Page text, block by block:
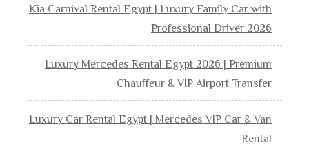
Kia Carnival Rental Egypt | Luxury Family Car with
Professional Driver 2026
Luxury Mercedes Rental Egypt 2026 | Premium
Chauffeur & VIP Airport Transfer
Luxury Car Rental Egypt | Mercedes VIP Car & Van
Rental